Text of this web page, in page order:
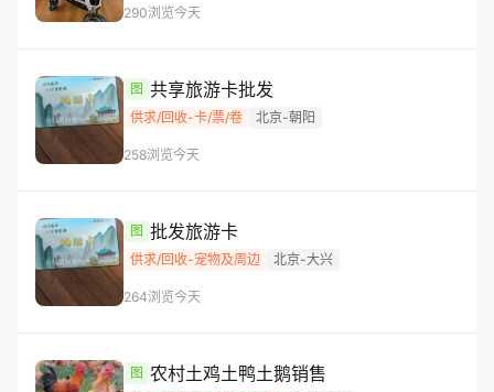
290浏览今天
图 共享旅游卡批发
供求/回收-卡/票/卷 北京-朝阳
258浏览今天
图 批发旅游卡
供求/回收-宠物及周边 北京-大兴
264浏览今天
图 农村土鸡土鸭土鹅销售